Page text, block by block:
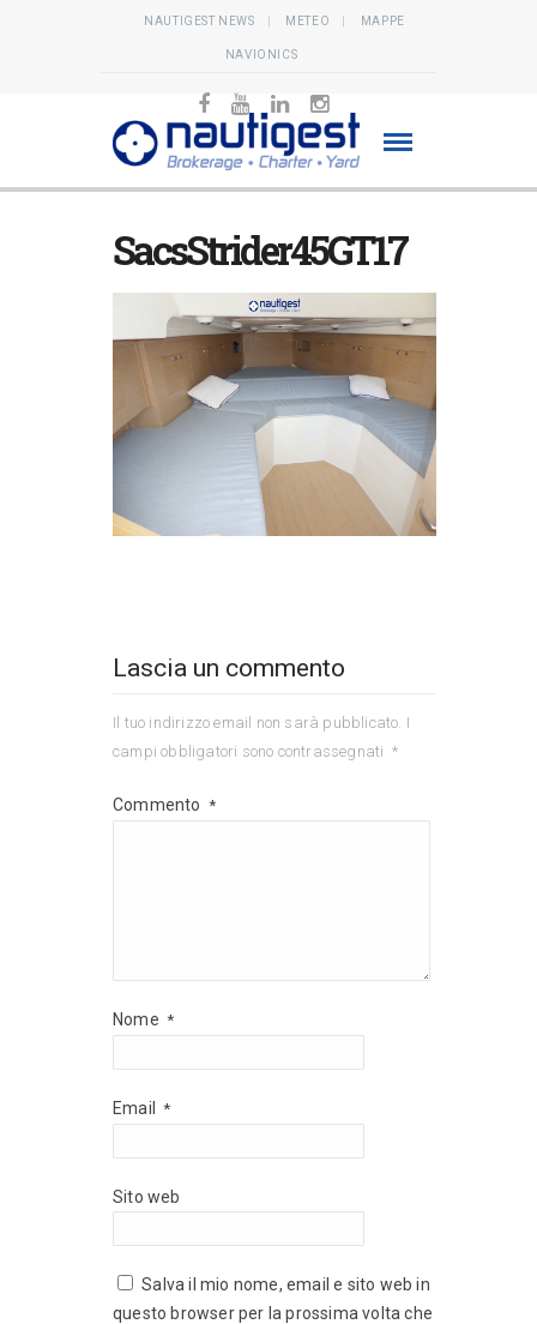
NAUTIGEST NEWS METEO MAPPE
NAVIONICS
SacsStrider45GT17
Lascia un commento
Il tuo indirizzo email non sarà pubblicato. I
campi obbligatori sono contrassegnati *
Commento *
Nome *
Email *
Sito web
Salva il mio nome, email e sito web in
questo browser per la prossima volta che